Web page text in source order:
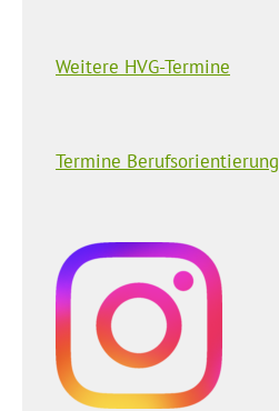
Weitere HVG-Termine
Termine Berufsorientierung